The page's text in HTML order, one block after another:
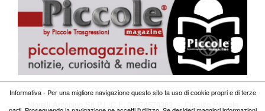
Informativa - Per una migliore navigazione questo sito fa uso di cookie propri e di terze